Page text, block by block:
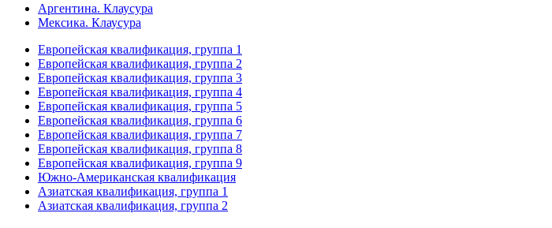
Аргентина. Клаусура
Мексика. Клаусура
Европейская квалификация, группа 1
Европейская квалификация, группа 2
Европейская квалификация, группа 3
Европейская квалификация, группа 4
Европейская квалификация, группа 5
Европейская квалификация, группа 6
Европейская квалификация, группа 7
Европейская квалификация, группа 8
Европейская квалификация, группа 9
Южно-Американская квалификация
Азиатская квалификация, группа 1
Азиатская квалификация, группа 2